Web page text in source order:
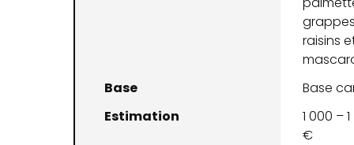
raisins
Base
Base
Estimation
1 000 –
€